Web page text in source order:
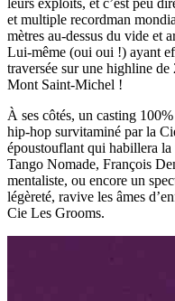
et multiple recordman
mètres au-dessus du vide et
Lui-même (oui oui !) ayant
traversée sur une highline de
Mont Saint-Michel !
À ses côtés, un casting
hip-hop survitaminé par la
époustouflant qui habillera
Tango Nomade, François
mentaliste, ou encore un
légèreté, ravive les âmes
Cie Les Grooms.